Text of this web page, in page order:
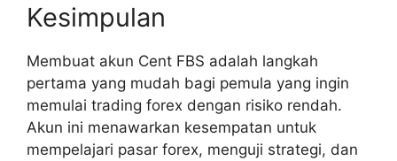
Kesimpulan
Membuat akun Cent FBS adalah langkah
pertama yang mudah bagi pemula yang ingin
memulai trading forex dengan risiko rendah.
Akun ini menawarkan kesempatan untuk
mempelajari pasar forex, menguji strategi, dan